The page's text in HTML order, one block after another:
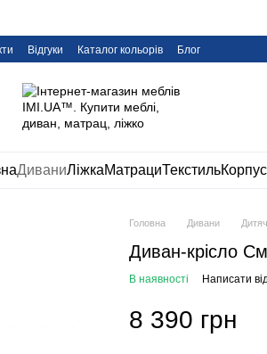
Відгуки Каталог кольорів
Блог
ДиваниЛіжкаМатрациТекстиль
Головна Дивани
Диван-крісло
В наявності Написати
8 390 грн